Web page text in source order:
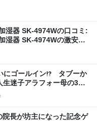
湿器 SK-4974Wの口コミ:
湿器 SK-4974Wの激安通
にゴールイン⁉ タブーか
迷子アラフォー母の3人
長が坊主になった記念ゲ